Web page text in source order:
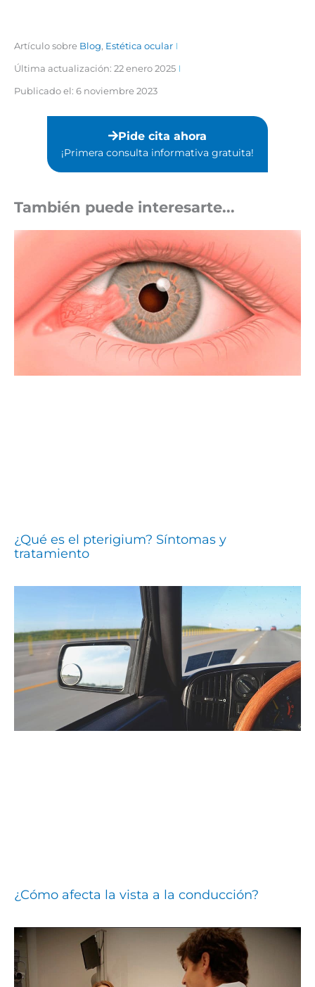
Artículo sobre Blog, Estética ocular
Última actualización: 22 enero 2025
Publicado el: 6 noviembre 2023
Pide cita ahora
¡Primera consulta informativa gratuita!⁣
También puede interesarte...
¿Qué es el pterigium? Síntomas y
tratamiento
¿Cómo afecta la vista a la conducción?